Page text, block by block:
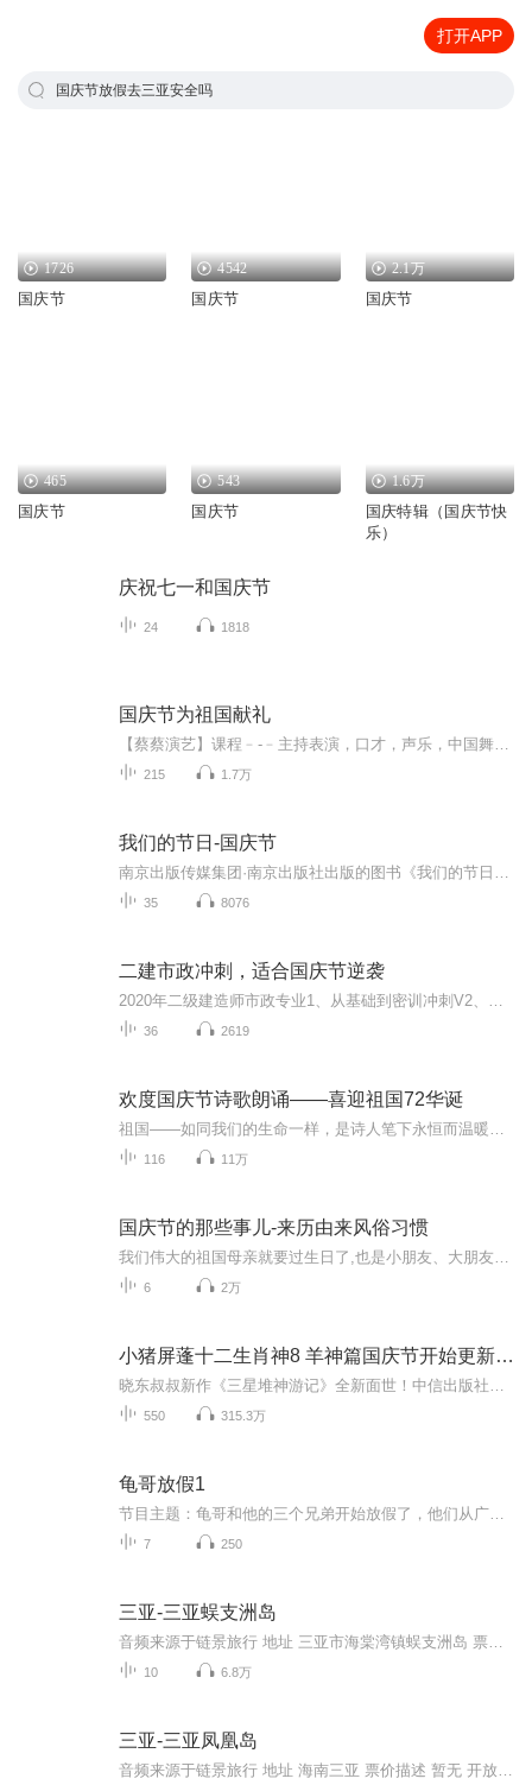
打开APP
国庆节放假去三亚安全吗
1726
国庆节
4542
国庆节
2.1万
国庆节
465
国庆节
543
国庆节
1.6万
国庆特辑（国庆节快
乐）
庆祝七一和国庆节
24 1818
国庆节为祖国献礼
215 1.7万
我们的节日-国庆节
35 8076
二建市政冲刺，适合国庆节逆袭
36 2619
欢度国庆节诗歌朗诵——喜迎祖国72华诞
116 11万
国庆节的那些事儿-来历由来风俗习惯
6 2万
小猪屏蓬十二生肖神8 羊神篇国庆节开始更新啦！
550 315.3万
龟哥放假1
7 250
三亚-三亚蜈支洲岛
10 6.8万
三亚-三亚凤凰岛